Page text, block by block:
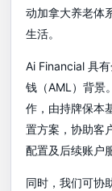
动加拿大养老体
生活。
Ai Financial 具
钱（AML）背景
作，由持牌保本
置方案，协助客
配置及后续账户
同时，我们可协